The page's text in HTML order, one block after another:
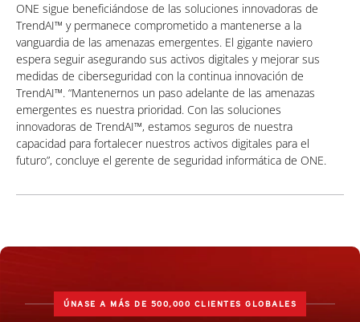
ONE sigue beneficiándose de las soluciones innovadoras de
TrendAI™ y permanece comprometido a mantenerse a la
vanguardia de las amenazas emergentes. El gigante naviero
espera seguir asegurando sus activos digitales y mejorar sus
medidas de ciberseguridad con la continua innovación de
TrendAI™. “Mantenernos un paso adelante de las amenazas
emergentes es nuestra prioridad. Con las soluciones
innovadoras de TrendAI™, estamos seguros de nuestra
capacidad para fortalecer nuestros activos digitales para el
futuro”, concluye el gerente de seguridad informática de ONE.
ÚNASE A MÁS DE 500,000 CLIENTES GLOBALES